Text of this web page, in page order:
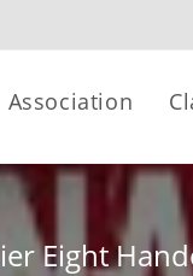
Association
Eight